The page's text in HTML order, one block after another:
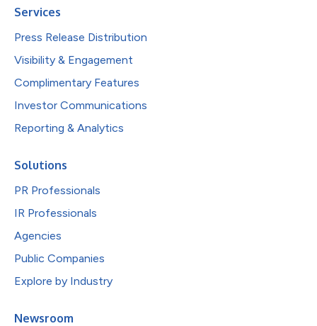
Services
Press Release Distribution
Visibility & Engagement
Complimentary Features
Investor Communications
Reporting & Analytics
Solutions
PR Professionals
IR Professionals
Agencies
Public Companies
Explore by Industry
Newsroom